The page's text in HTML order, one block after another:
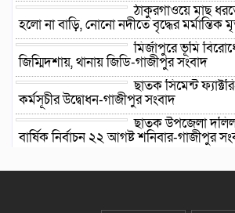
ঠাকুরগাঁওয়ে মাছ
হলো না বাড়ি, নোনো নদীতে বৃদ্ধের মর্মান্তিক
মির্জাপুরে ভূমি
জিম্মিদশায়, থানায় জিডি-গাজীপুর সংবাদ
ছাতক সিমেন্ট
কর্মসূচীর উদ্বোধন-গাজীপুর সংবাদ
ছাতক উপজেলা
বার্ষিক নির্বাচন ২২ আগষ্ট শনিবার-গাজীপুর
কার্যালয়